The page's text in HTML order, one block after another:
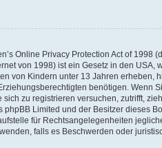
Online Privacy Protection Act of 1998
von 1998) ist ein Gesetz in den USA,
von Kindern unter 13 Jahren erheben,
benötigen. Wenn
sich zu registrieren versuchen, zutrifft,
phpBB Limited und der Besitzer dieses
für Rechtsangelegenheiten
falls es Beschwerden oder